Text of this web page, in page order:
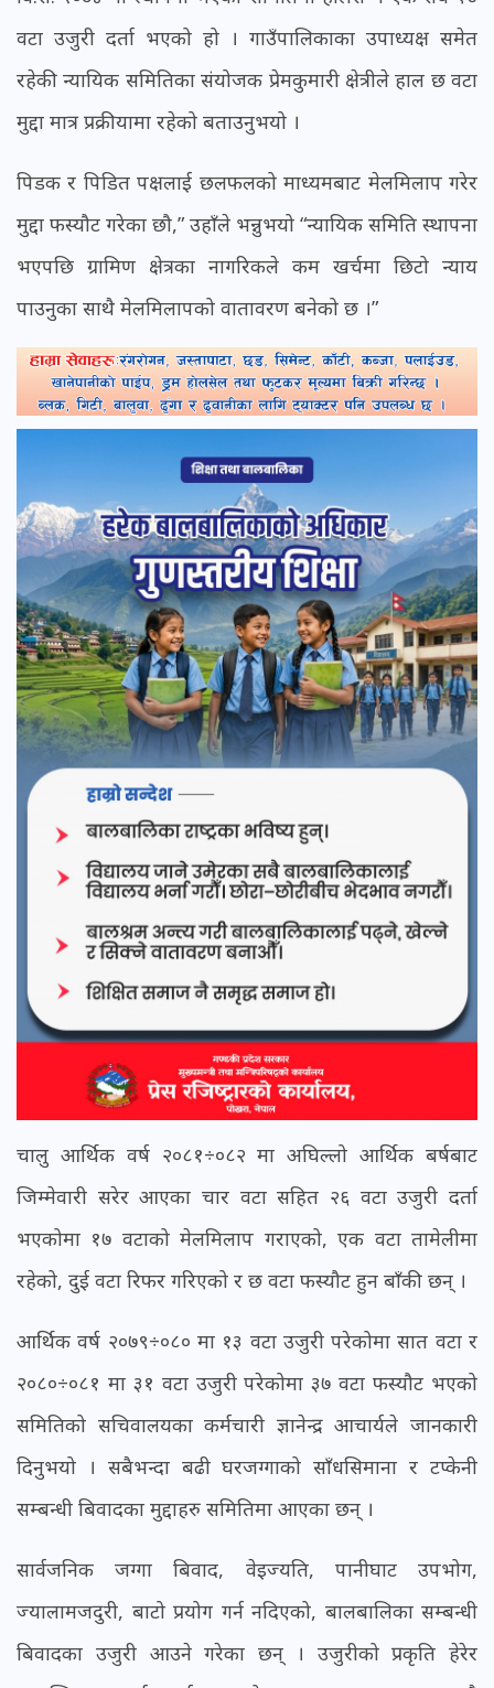
वटा उजुरी दर्ता भएको हो । गाउँपालिकाका उपाध्यक्ष समेत
रहेकी न्यायिक समितिका संयोजक प्रेमकुमारी क्षेत्रीले हाल छ वटा
मुद्दा मात्र प्रक्रीयामा रहेको बताउनुभयो ।
पिडक र पिडित पक्षलाई छलफलको माध्यमबाट मेलमिलाप गरेर
मुद्दा फस्यौट गरेका छौ,” उहाँले भन्नुभयो “न्यायिक समिति स्थापना
भएपछि ग्रामिण क्षेत्रका नागरिकले कम खर्चमा छिटो न्याय
पाउनुका साथै मेलमिलापको वातावरण बनेको छ ।”
चालु आर्थिक वर्ष २०८१÷०८२ मा अघिल्लो आर्थिक बर्षबाट
जिम्मेवारी सरेर आएका चार वटा सहित २६ वटा उजुरी दर्ता
भएकोमा १७ वटाको मेलमिलाप गराएको, एक वटा तामेलीमा
रहेको, दुई वटा रिफर गरिएको र छ वटा फस्यौट हुन बाँकी छन् ।
आर्थिक वर्ष २०७९÷०८० मा १३ वटा उजुरी परेकोमा सात वटा र
२०८०÷०८१ मा ३१ वटा उजुरी परेकोमा ३७ वटा फस्यौट भएको
समितिको सचिवालयका कर्मचारी ज्ञानेन्द्र आचार्यले जानकारी
दिनुभयो । सबैभन्दा बढी घरजग्गाको साँधसिमाना र टप्केनी
सम्बन्धी बिवादका मुद्दाहरु समितिमा आएका छन् ।
सार्वजनिक जग्गा बिवाद, वेइज्यति, पानीघाट उपभोग,
ज्यालामजदुरी, बाटो प्रयोग गर्न नदिएको, बालबालिका सम्बन्धी
बिवादका उजुरी आउने गरेका छन् । उजुरीको प्रकृति हेरेर